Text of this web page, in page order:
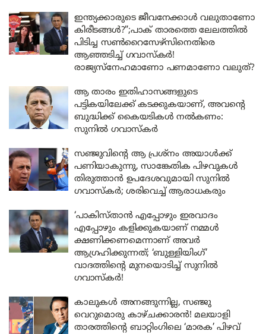
ഇന്ത്യക്കാരുടെ ജീവനേക്കാൾ വലുതാണോ
കിരീടങ്ങൾ?”;പാക് താരത്തെ ലേലത്തിൽ
പിടിച്ച സൺറൈസേഴ്‌സിനെതിരെ
ആഞ്ഞടിച്ച് ഗവാസ്കർ!
രാജ്യസ്‌നേഹമാണോ പണമാണോ വലുത്?
ആ താരം ഇതിഹാസങ്ങളുടെ
പട്ടികയിലേക്ക് കടക്കുകയാണ്, അവന്റെ
ബുദ്ധിക്ക് കൈയടികൾ നൽകണം:
സുനിൽ ഗവാസ്കർ
സഞ്ജുവിന്റെ ആ പ്രശ്നം അയാൾക്ക്
പണിയാകുന്നു, സാങ്കേതിക പിഴവുകൾ
തിരുത്താൻ ഉപദേശവുമായി സുനിൽ
ഗവാസ്കർ; ശരിവെച്ച് ആരാധകരും
‘പാകിസ്താൻ എപ്പോഴും ഇരവാദം
എപ്പോഴും കളിക്കുകയാണ് നമ്മൾ
ക്ഷണിക്കണമെന്നാണ് അവർ
ആഗ്രഹിക്കുന്നത്; ‘ബുള്ളിയിംഗ്’
വാദത്തിന്റെ മുനയൊടിച്ച് സുനിൽ
ഗവാസ്കർ!
കാലുകൾ അനങ്ങുന്നില്ല, സഞ്ജു
വെറുമൊരു കാഴ്ചക്കാരൻ! മലയാളി
താരത്തിന്റെ ബാറ്റിംഗിലെ ‘മാരക’ പിഴവ്